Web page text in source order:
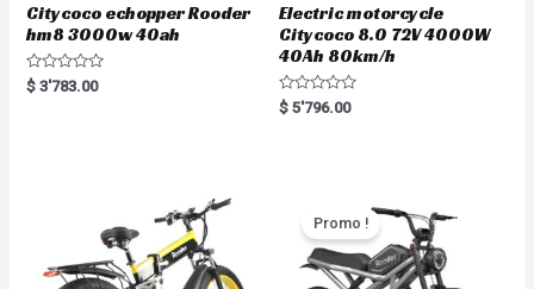
Citycoco echopper Rooder
hm8 3000w 40ah
R
a
$ 3'783.00
Electric motorcycle
Citycoco 8.0 72V 4000W
40Ah 80km/h
R
a
$ 5'796.00
Promo !